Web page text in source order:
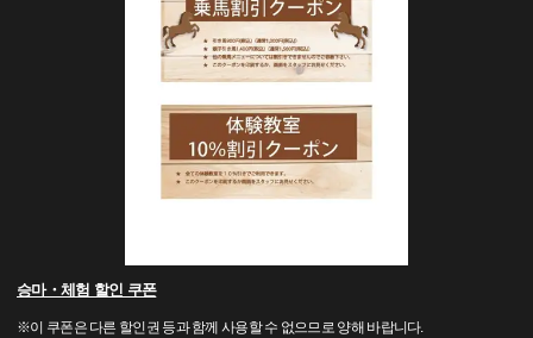
승마・체험 할인 쿠폰
※이 쿠폰은 다른 할인권 등과 함께 사용할 수 없으므로 양해 바랍니다.